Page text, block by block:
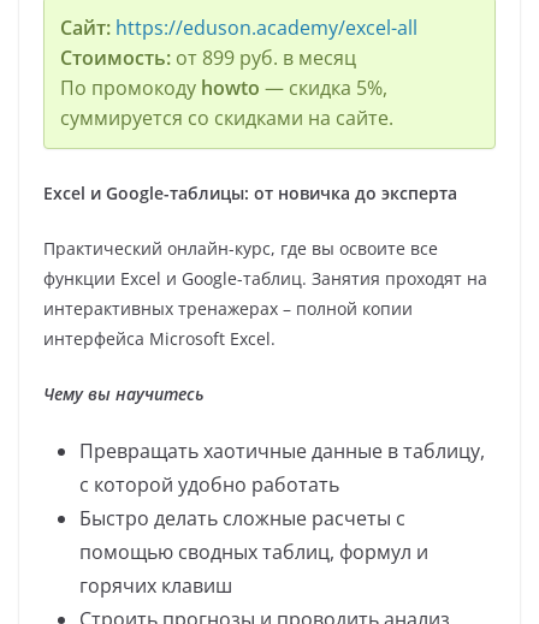
Сайт: https://eduson.academy/excel-all
Стоимость:от 899 руб. в месяц
По промокоду howto — скидка 5%,
суммируется со скидками на сайте.
Excel и Google-таблицы: от новичка до эксперта
Практический онлайн-курс, где вы освоите все
функции Excel и Google-таблиц. Занятия проходят на
интерактивных тренажерах – полной копии
интерфейса Microsoft Excel.
Чему вы научитесь
Превращать хаотичные данные в таблицу,
с которой удобно работать
Быстро делать сложные расчеты с
помощью сводных таблиц, формул и
горячих клавиш